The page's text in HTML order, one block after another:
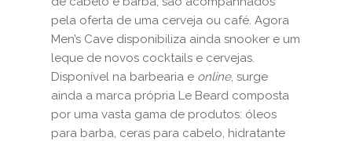
pela oferta de uma cerveja ou café. Agora
Men’s Cave disponibiliza ainda snooker e um
leque de novos cocktails e cervejas.
Disponível na barbearia e online, surge
ainda a marca própria Le Beard composta
por uma vasta gama de produtos: óleos
para barba, ceras para cabelo, hidratante